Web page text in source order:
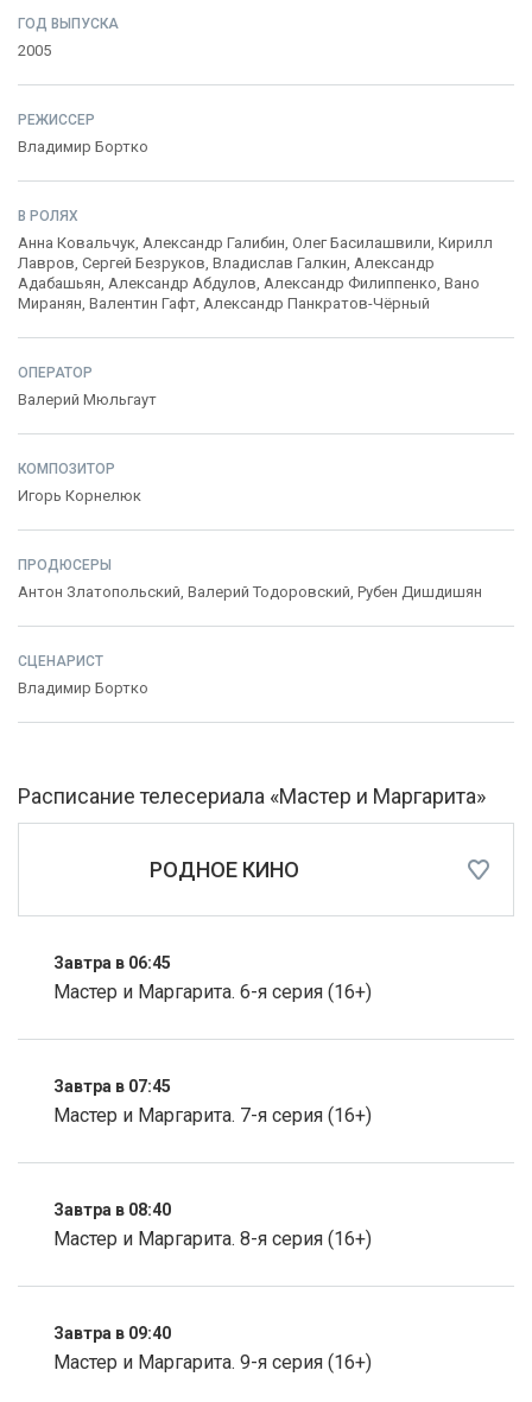
ГОД ВЫПУСКА
2005
РЕЖИССЕР
Владимир Бортко
В РОЛЯХ
Анна Ковальчук, Александр Галибин, Олег Басилашвили, Кирилл
Лавров, Сергей Безруков, Владислав Галкин, Александр
Адабашьян, Александр Абдулов, Александр Филиппенко, Вано
Миранян, Валентин Гафт, Александр Панкратов-Чёрный
ОПЕРАТОР
Валерий Мюльгаут
КОМПОЗИТОР
Игорь Корнелюк
ПРОДЮСЕРЫ
Антон Златопольский, Валерий Тодоровский, Рубен Дишдишян
СЦЕНАРИСТ
Владимир Бортко
Расписание телесериала «Мастер и Маргарита»
РОДНОЕ КИНО
Завтра в 06:45
Мастер и Маргарита. 6-я серия (16+)
Завтра в 07:45
Мастер и Маргарита. 7-я серия (16+)
Завтра в 08:40
Мастер и Маргарита. 8-я серия (16+)
Завтра в 09:40
Мастер и Маргарита. 9-я серия (16+)